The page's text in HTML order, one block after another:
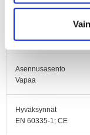
Sinkittyä teräspeltiä
Asennusasento
Vapaa
Hyväksynnät
EN 60335-1; CE